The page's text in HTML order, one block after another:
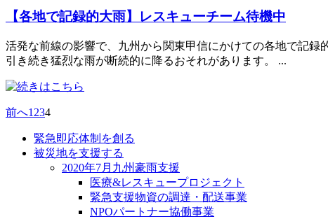
【各地で記録的大雨】レスキューチーム待機中
活発な前線の影響で、九州から関東甲信にかけての各地で記録
引き続き猛烈な雨が断続的に降るおそれがあります。 ...
前へ1 234
緊急即応体制を創る
被災地を支援する
2020年7月九州豪雨支援
医療&レスキュープロジェクト
緊急支援物資の調達・配送事業
NPOパートナー協働事業